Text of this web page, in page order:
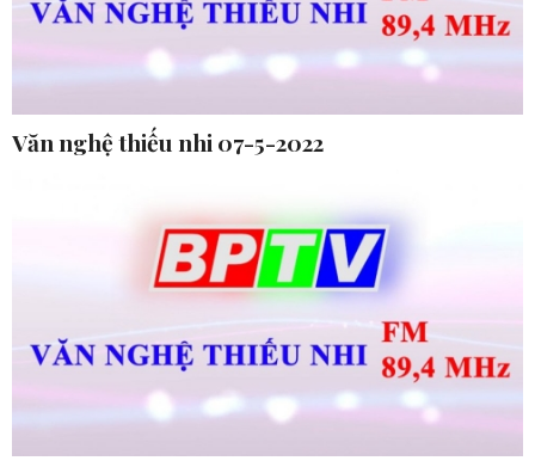
Văn nghệ thiếu nhi 07-5-2022